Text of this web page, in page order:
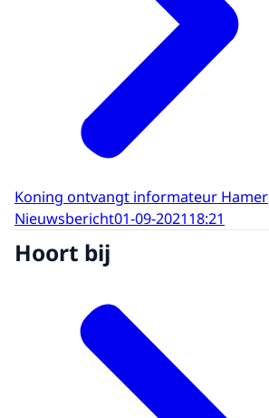
Koning ontvangt informateur Hamer
Nieuwsbericht01-09-202118:21
Hoort bij